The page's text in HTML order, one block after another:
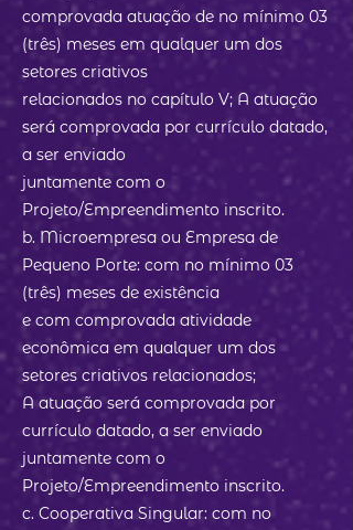
comprovada atuação de no mínimo 03
(três) meses em qualquer um dos
setores criativos
relacionados no capítulo V; A atuação
será comprovada por currículo datado,
a ser enviado
juntamente com o
Projeto/Empreendimento inscrito.
b. Microempresa ou Empresa de
Pequeno Porte: com no mínimo 03
(três) meses de existência
e com comprovada atividade
econômica em qualquer um dos
setores criativos relacionados;
A atuação será comprovada por
currículo datado, a ser enviado
juntamente com o
Projeto/Empreendimento inscrito.
c. Cooperativa Singular: com no